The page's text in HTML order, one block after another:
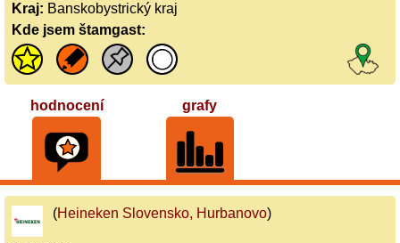
Kraj: Banskobystrický kraj
Kde jsem štamgast:
hodnocení grafy
(Heineken Slovensko, Hurbanovo)